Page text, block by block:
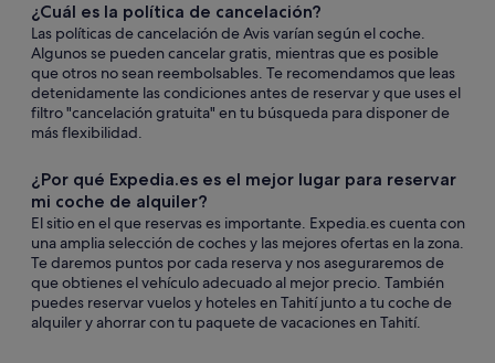
¿Cuál es la política de cancelación?
Las políticas de cancelación de Avis varían según el coche.
Algunos se pueden cancelar gratis, mientras que es posible
que otros no sean reembolsables. Te recomendamos que leas
detenidamente las condiciones antes de reservar y que uses el
filtro "cancelación gratuita" en tu búsqueda para disponer de
más flexibilidad.
¿Por qué Expedia.es es el mejor lugar para reservar
mi coche de alquiler?
El sitio en el que reservas es importante. Expedia.es cuenta con
una amplia selección de coches y las mejores ofertas en la zona.
Te daremos puntos por cada reserva y nos aseguraremos de
que obtienes el vehículo adecuado al mejor precio. También
puedes reservar vuelos y hoteles en Tahití junto a tu coche de
alquiler y ahorrar con tu paquete de vacaciones en Tahití.